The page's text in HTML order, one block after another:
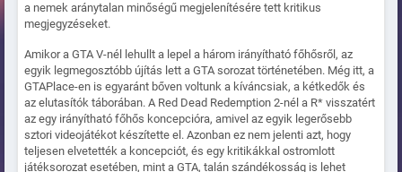
a nemek aránytalan minőségű megjelenítésére tett kritikus
megjegyzéseket.
Amikor a GTA V-nél lehullt a lepel a három irányítható főhősről, az
egyik legmegosztóbb újítás lett a GTA sorozat történetében. Még itt, a
GTAPlace-en is egyaránt bőven voltunk a kíváncsiak, a kétkedők és
az elutasítók táborában. A Red Dead Redemption 2-nél a R* visszatért
az egy irányítható főhős koncepcióra, amivel az egyik legerősebb
sztori videojátékot készítette el. Azonban ez nem jelenti azt, hogy
teljesen elvetették a koncepciót, és egy kritikákkal ostromlott
játéksorozat esetében, mint a GTA, talán szándékosság is lehet